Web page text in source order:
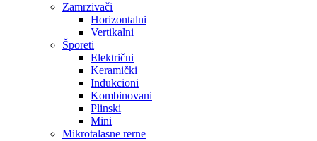
Zamrzivači
Horizontalni
Vertikalni
Šporeti
Električni
Keramički
Indukcioni
Kombinovani
Plinski
Mini
Mikrotalasne rerne